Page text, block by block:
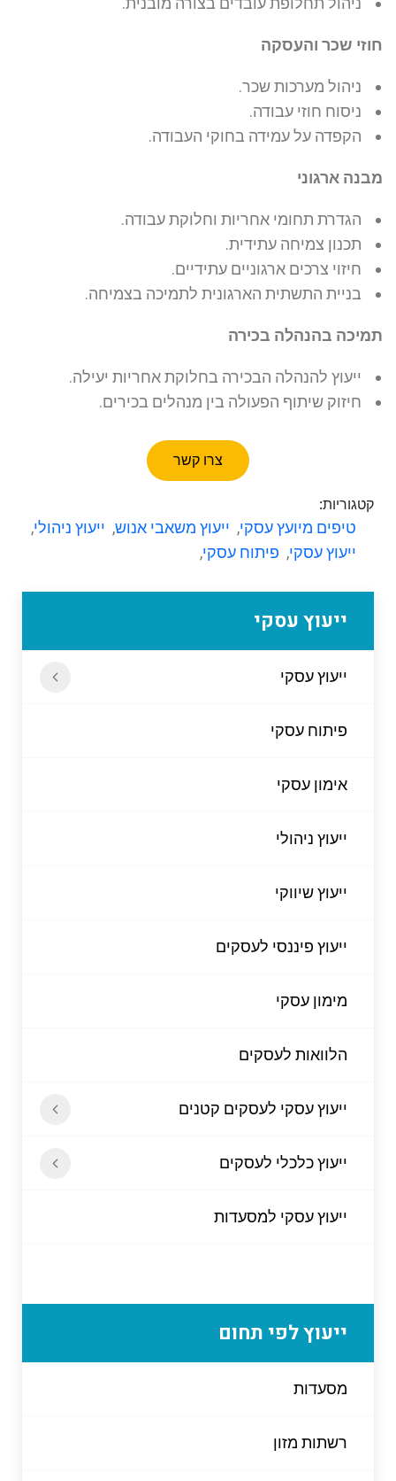
ייעוץ עסקי
ייעוץ עסקי
פיתוח עסקי
אימון עסקי
ייעוץ ניהולי
ייעוץ שיווקי
ייעוץ פיננסי לעסקים
מימון עסקי
הלוואות לעסקים
ייעוץ עסקי לעסקים קטנים
ייעוץ כלכלי לעסקים
ייעוץ עסקי למסעדות
ייעוץ לפי תחום
מסעדות
רשתות מזון
חוזי שכר והעסקה
ניהול מערכות שכר.
ניסוח חוזי עבודה.
הקפדה על עמידה בחוקי העבודה.
מבנה ארגוני
הגדרת תחומי אחריות וחלוקת עבודה.
תכנון צמיחה עתידית.
חיזוי צרכים ארגוניים עתידיים.
בניית התשתית הארגונית לתמיכה בצמיחה.
תמיכה בהנהלה בכירה
ייעוץ להנהלה הבכירה בחלוקת אחריות יעילה.
חיזוק שיתוף הפעולה בין מנהלים בכירים.
צרו קשר
קטגוריות:
טיפים מיועץ עסקי, ייעוץ משאבי אנוש, ייעוץ ניהולי,
ייעוץ עסקי, פיתוח עסקי,